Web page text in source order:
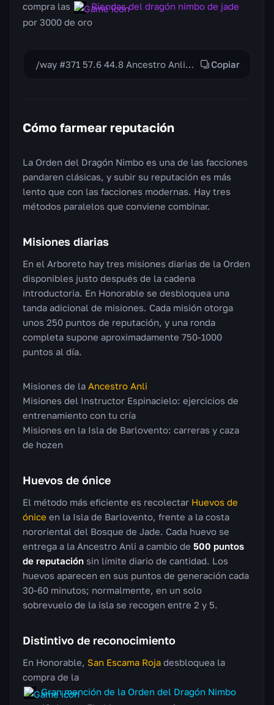
compra las
Riendas del dragón nimbo de jade
por 3000 de oro
/way #371 57.6 44.8 Ancestro Anli — inicio de la cadena /way #371 56.6 44.4 San Escama Roja — vendedor de monturas Copiar
Cómo farmear reputación
La Orden del Dragón Nimbo es una de las facciones
pandaren clásicas, y subir su reputación es más
lento que con las facciones modernas. Hay tres
métodos paralelos que conviene combinar.
Misiones diarias
En el Arboreto hay tres misiones diarias de la Orden
disponibles justo después de la cadena
introductoria. En Honorable se desbloquea una
tanda adicional de misiones. Cada misión otorga
unos 250 puntos de reputación, y una ronda
completa supone aproximadamente 750-1000
puntos al día.
Misiones de la Ancestro Anli
Misiones del Instructor Espinacielo: ejercicios de
entrenamiento con tu cría
Misiones en la Isla de Barlovento: carreras y caza
de hozen
Huevos de ónice
El método más eficiente es recolectar Huevos de
ónice en la Isla de Barlovento, frente a la costa
nororiental del Bosque de Jade. Cada huevo se
entrega a la Ancestro Anli a cambio de 500 puntos
de reputación sin límite diario de cantidad. Los
huevos aparecen en sus puntos de generación cada
30-60 minutos; normalmente, en un solo
sobrevuelo de la isla se recogen entre 2 y 5.
Distintivo de reconocimiento
En Honorable, San Escama Roja desbloquea la
compra de la
Gran mención de la Orden del Dragón Nimbo